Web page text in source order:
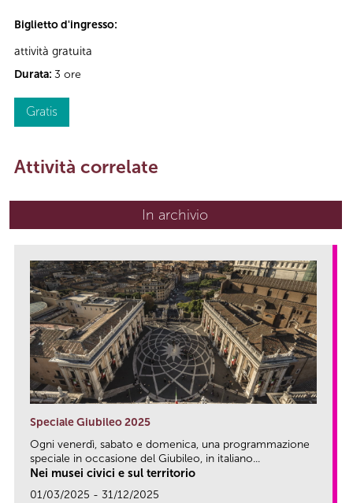
Biglietto d'ingresso:
attività gratuita
Durata: 3 ore
Gratis
Attività correlate
In archivio
Speciale Giubileo 2025
Ogni venerdì, sabato e domenica, una programmazione
speciale in occasione del Giubileo, in italiano...
Nei musei civici e sul territorio
01/03/2025 - 31/12/2025